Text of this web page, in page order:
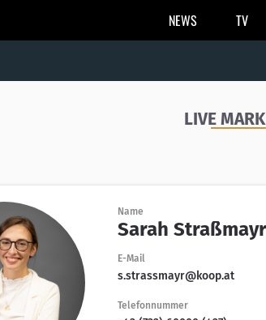
NEWS TV
LIVE
Name
Sarah
E-Mail
s.strassmayr@koop.at
Telefonnummer